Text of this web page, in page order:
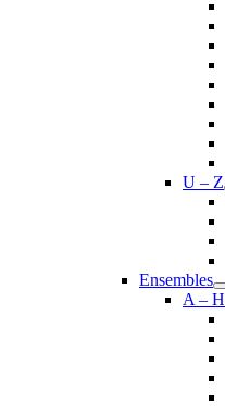
U – Z
Ensembles
A – H